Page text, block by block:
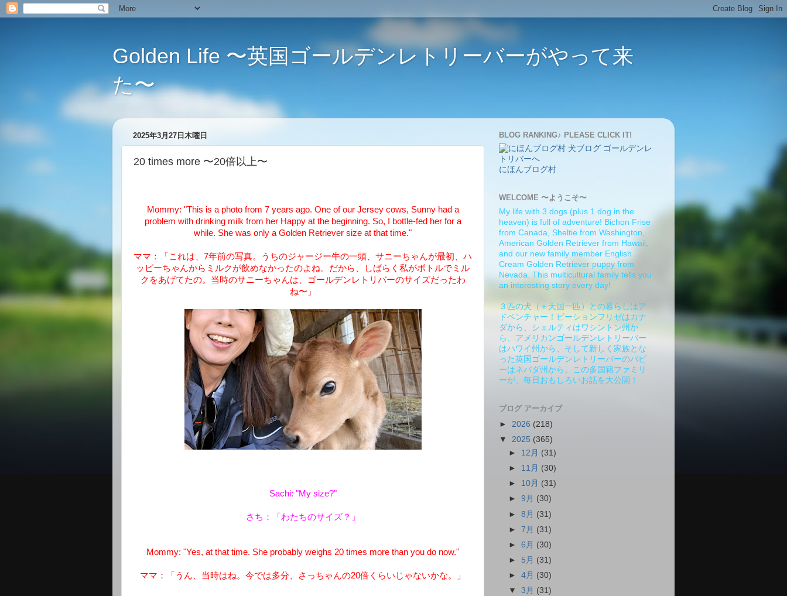
Golden Life 〜英国ゴールデンレトリーバーがやって来
た〜
2025年3月27日木曜日
20 times more 〜20倍以上〜
Mommy: "This is a photo from 7 years ago. One of our Jersey cows, Sunny had a
problem with drinking milk from her Happy at the beginning. So, I bottle-fed her for a
while. She was only a Golden Retriever size at that time."
ママ：「これは、7年前の写真。うちのジャージー牛の一頭、サニーちゃんが最初、ハ
ッピーちゃんからミルクが飲めなかったのよね。だから、しばらく私がボトルでミル
クをあげてたの。当時のサニーちゃんは、ゴールデンレトリバーのサイズだったわ
ね〜」
Sachi: "My size?"
さち：「わたちのサイズ？」
Mommy: "Yes, at that time. She probably weighs 20 times more than you do now."
ママ：「うん、当時はね。今では多分、さっちゃんの20倍くらいじゃないかな。」
BLOG RANKING♪ PLEASE CLICK IT!
にほんブログ村
WELCOME 〜ようこそ〜
My life with 3 dogs (plus 1 dog in the
heaven) is full of adventure! Bichon Frise
from Canada, Sheltie from Washington,
American Golden Retriever from Hawaii,
and our new family member English
Cream Golden Retriever puppy from
Nevada. This multicultural family tells you
an interesting story every day!
３匹の犬（＋天国一匹）との暮らしはア
ドベンチャー！ビーションフリゼはカナ
ダから、シェルティはワシントン州か
ら、アメリカンゴールデンレトリーバー
はハワイ州から、そして新しく家族とな
った英国ゴールデンレトリーバーのパピ
ーはネバダ州から。この多国籍ファミリ
ーが、毎日おもしろいお話を大公開！
ブログ アーカイブ
► 2026 (218)
▼ 2025 (365)
► 12月 (31)
► 11月 (30)
► 10月 (31)
►9月 (30)
►8月 (31)
►7月 (31)
►6月 (30)
► 5月 (31)
►4月 (30)
▼3月 (31)